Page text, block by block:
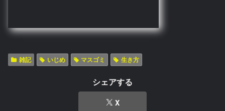
雑記 いじめ マスゴミ 生き方
シェアする
X